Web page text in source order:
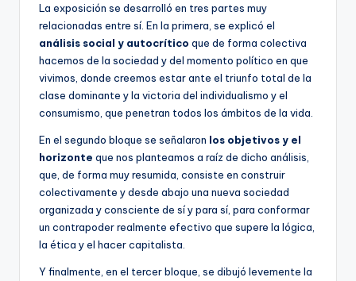
La exposición se desarrolló en tres partes muy
relacionadas entre sí. En la primera, se explicó el
análisis social y autocrítico que de forma colectiva
hacemos de la sociedad y del momento político en que
vivimos, donde creemos estar ante el triunfo total de la
clase dominante y la victoria del individualismo y el
consumismo, que penetran todos los ámbitos de la vida.
En el segundo bloque se señalaron los objetivos y el
horizonte que nos planteamos a raíz de dicho análisis,
que, de forma muy resumida, consiste en construir
colectivamente y desde abajo una nueva sociedad
organizada y consciente de sí y para sí, para conformar
un contrapoder realmente efectivo que supere la lógica,
la ética y el hacer capitalista.
Y finalmente, en el tercer bloque, se dibujó levemente la